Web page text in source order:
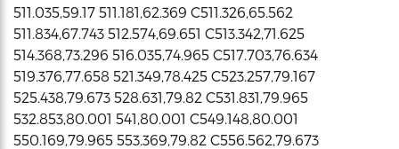
511.035,59.17 511.181,62.369 C511.326,65.562
511.834,67.743 512.574,69.651 C513.342,71.625
514.368,73.296 516.035,74.965 C517.703,76.634
519.376,77.658 521.349,78.425 C523.257,79.167
525.438,79.673 528.631,79.82 C531.831,79.965
532.853,80.001 541,80.001 C549.148,80.001
550.169,79.965 553.369,79.82 C556.562,79.673